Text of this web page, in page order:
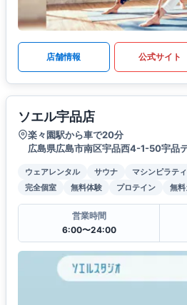
店舗情報 公式サイト
ソエル宇品店
楽々園駅から車で20分
広島県広島市南区宇品西4-1-50宇品
ウェアレンタル サウナ マシンピラテ
完全個室
無料体験 プロテイン 無
営業時間
6:00〜24:00